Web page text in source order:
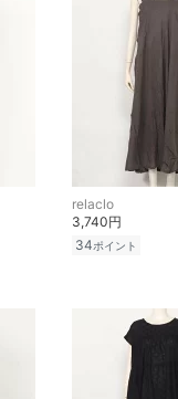
relaclo
3,740円
34ポイント